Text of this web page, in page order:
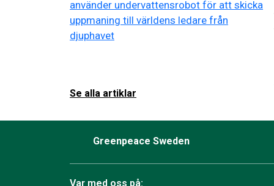
Se alla artiklar
Greenpeace Sweden
Var med oss på: